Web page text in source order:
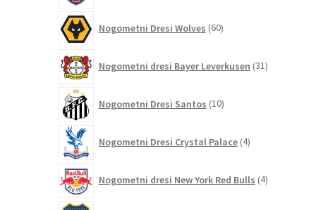
Nogometni Dresi Wolves 60izdelkov
Nogometni dresi Bayer Leverkusen 31izdelkov
Nogometni Dresi Santos 10izdelkov
Nogometni Dresi Crystal Palace 4izdelki
Nogometni dresi New York Red Bulls 4izdelki